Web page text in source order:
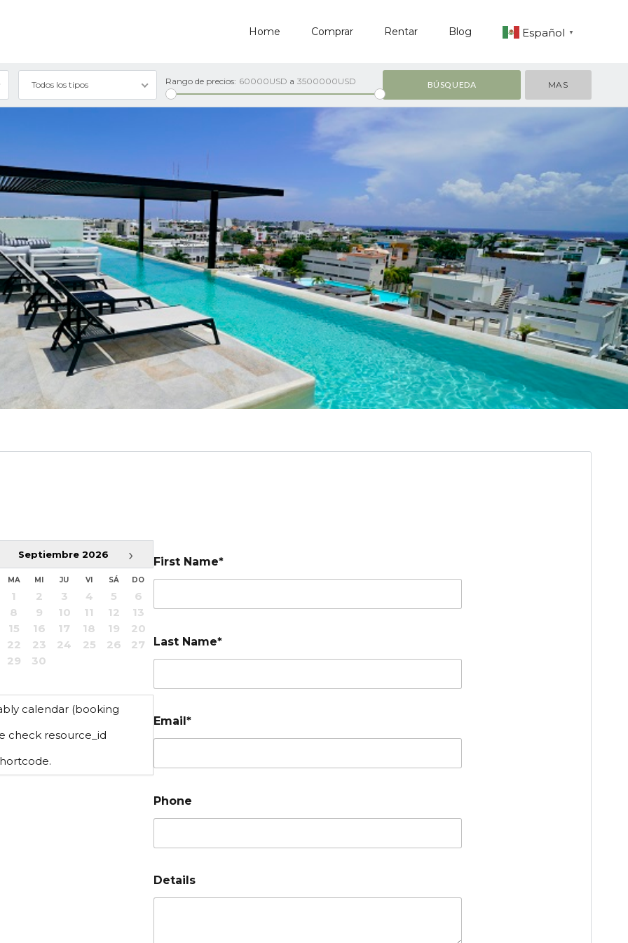
Home Comprar Rentar Blog Español ▼
Todos los tipos Rango de precios: 60000USD a 3500000USD MAS
›
Septiembre 2026
MA MI JU VI SÁ DO
1 2 3 4 5
6
8 9 10 11 12
13
15 16 17 18 19
20
22 23 24 25 26
27
29 30
calendar (booking
check resource_id
First Name*
Last Name*
Email*
Phone
Details